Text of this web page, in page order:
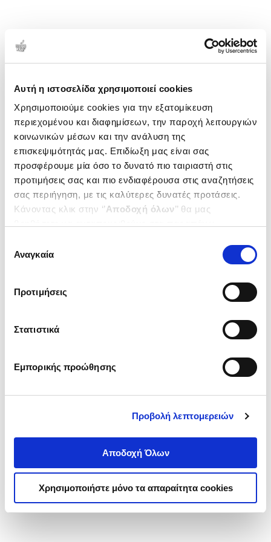
Αυτή η ιστοσελίδα χρησιμοποιεί cookies
Χρησιμοποιούμε cookies για την εξατομίκευση
περιεχομένου και διαφημίσεων, την παροχή λειτουργιών
κοινωνικών μέσων και την ανάλυση της
επισκεψιμότητάς μας. Επιδίωξη μας είναι σας
προσφέρουμε μία όσο το δυνατό πιο ταιριαστή στις
προτιμήσεις σας και πιο ενδιαφέρουσα στις αναζητήσεις
σας περιήγηση, με τις καλύτερες δυνατές προτάσεις.
Κάνοντας κλικ στην ‘’Αποδοχή όλων’’ θα μας
ενδιαφέρουν και να επιλέξετε από τα παρακάτω με την
΄΄και να ενημερωθείτε σχετικά με
συγκατάθεσης
Αναγκαία
Προτιμήσεις
Στατιστικά
Εμπορικής προώθησης
Προβολή λεπτομερειών
Αποδοχή Όλων
Χρησιμοποιήστε μόνο τα απαραίτητα cookies